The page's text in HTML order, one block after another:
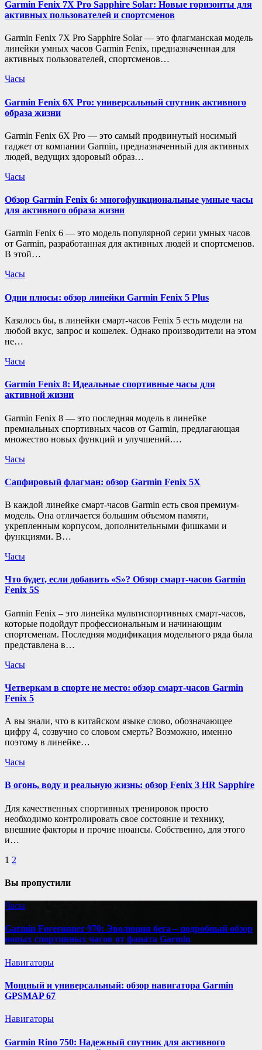
Garmin Fenix 7X Pro Sapphire Solar: Новые горизонты для
активных пользователей и спортсменов
Garmin Fenix 7X Pro Sapphire Solar — это флагманская модель
линейки умных часов Garmin Fenix, предназначенная для
активных пользователей, спортсменов…
Часы
Garmin Fenix 6X Pro: универсальный спутник активного
образа жизни
Garmin Fenix 6X Pro — это самый продвинутый носимый
гаджет от компании Garmin, предназначенный для активных
людей, ведущих здоровый образ…
Часы
Обзор Garmin Fenix 6: многофункциональные умные часы
для активного образа жизни
Garmin Fenix 6 — это модель популярной серии умных часов
от Garmin, разработанная для активных людей и спортсменов.
В этой…
Часы
Одни плюсы: обзор линейки Garmin Fenix 5 Plus
Казалось бы, в линейки смарт-часов Fenix 5 есть модели на
любой вкус, запрос и кошелек. Однако производители на этом
не…
Часы
Garmin Fenix 8: Идеальные спортивные часы для
активной жизни
Garmin Fenix 8 — это последняя модель в линейке
премиальных спортивных часов от Garmin, предлагающая
множество новых функций и улучшений.…
Часы
Сапфировый флагман: обзор Garmin Fenix 5X
В каждой линейке смарт-часов Garmin есть своя премиум-
модель. Она отличается большим объемом памяти,
укрепленным корпусом, дополнительными фишками и
функциями. В…
Часы
Что будет, если добавить «S»? Обзор смарт-часов Garmin
Fenix 5S
Garmin Fenix – это линейка мультиспортивных смарт-часов,
которые подойдут профессиональным и начинающим
спортсменам. Последняя модификация модельного ряда была
представлена в…
Часы
Четверкам в спорте не место: обзор смарт-часов Garmin
Fenix 5
А вы знали, что в китайском языке слово, обозначающее
цифру 4, созвучно со словом смерть? Возможно, именно
поэтому в линейке…
Часы
В огонь, воду и реальную жизнь: обзор Fenix 3 HR Sapphire
Для качественных спортивных тренировок просто
необходимо контролировать свое состояние и технику,
внешние факторы и прочие нюансы. Собственно, для этого
и…
Пагинация
записей
1 2
Вы пропустили
Часы
Garmin Forerunner 970: Эволюция бега – подробный обзор
новых спортивных часов от фаната Garmin
Навигаторы
Мощный и универсальный: обзор навигатора Garmin
GPSMAP 67
Навигаторы
Garmin Rino 750: Надежный спутник для активного